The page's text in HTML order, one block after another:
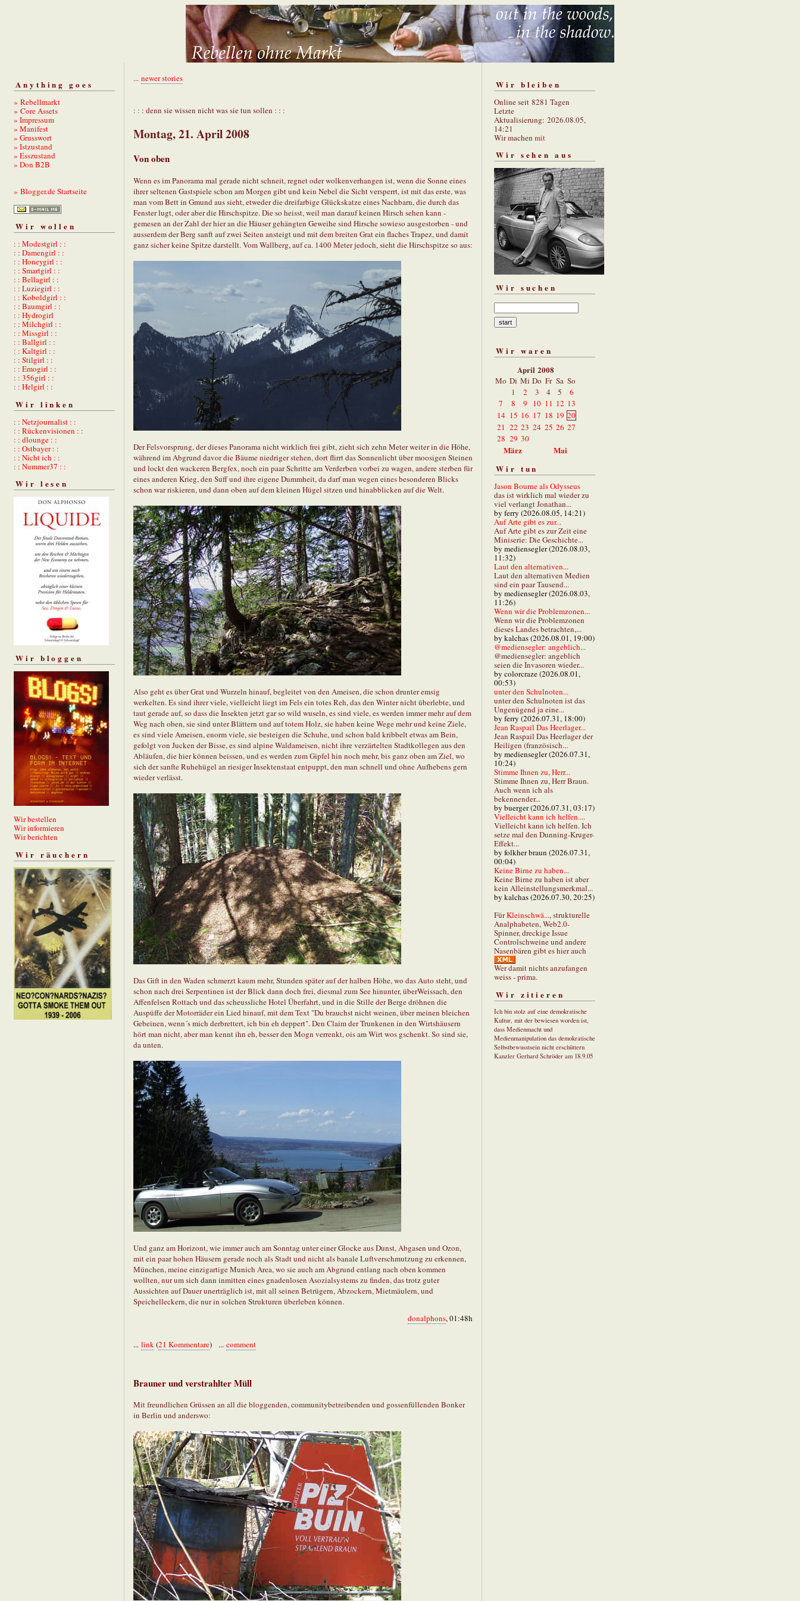
Anything goes
» Rebellmarkt
» Core Assets
» Impressum
» Manifest
» Grusswort
» Istzustand
» Esszustand
» Don B2B
» Blogger.de Startseite
Wir wollen
: : Modestgirl : :
: : Damengirl : :
: : Honeygirl : :
: : Smartgirl : :
: : Bellagirl : :
: : Luziegirl : :
: : Koboldgirl : :
: : Baumgirl : :
: : Hydrogirl
: : Milchgirl : :
: : Missgirl : :
: : Ballgirl : :
: : Kaltgirl : :
: : Stilgirl : :
: : Emogirl : :
: : 356girl : :
: : Helgirl : :
Wir linken
: : Netzjournalist : :
: : Rückenvisionen : :
: : dlounge : :
: : Ostbayer : :
: : Nicht ich : :
: : Nummer37 : :
Wir lesen
Wir bloggen
Wir bestellen
Wir informieren
Wir berichten
Wir räuchern
... newer stories
: : : denn sie wissen nicht was sie tun sollen : : :
Montag, 21. April 2008
Von oben
Wenn es im Panorama mal gerade nicht schneit, regnet oder wolkenverhangen ist, wenn die Sonne eines
ihrer seltenen Gastspiele schon am Morgen gibt und kein Nebel die Sicht versperrt, ist mit das erste, was
man vom Bett in Gmund aus sieht, etweder die dreifarbige Glückskatze eines Nachbarn, die durch das
Fenster lugt, oder aber die Hirschspitze. Die so heisst, weil man darauf keinen Hirsch sehen kann -
gemesen an der Zahl der hier an die Häuser gehängten Geweihe sind Hirsche sowieso ausgestorben - und
ausserdem der Berg sanft auf zwei Seiten ansteigt und mit dem breiten Grat ein flaches Trapez, und damit
ganz sicher keine Spitze darstellt. Vom Wallberg, auf ca. 1400 Meter jedoch, sieht die Hirschspitze so aus:
Der Felsvorsprung, der dieses Panorama nicht wirklich frei gibt, zieht sich zehn Meter weiter in die Höhe,
während im Abgrund davor die Bäume niedriger stehen, dort flirrt das Sonnenlicht über moosigen Steinen
und lockt den wackeren Bergfex, noch ein paar Schritte am Verderben vorbei zu wagen, andere sterben für
eines anderen Krieg, den Suff und ihre eigene Dummheit, da darf man wegen eines besonderen Blicks
schon war riskieren, und dann oben auf dem kleinen Hügel sitzen und hinabblicken auf die Welt.
Also geht es über Grat und Wurzeln hinauf, begleitet von den Ameisen, die schon drunter emsig
werkelten. Es sind ihrer viele, vielleicht liegt im Fels ein totes Reh, das den Winter nicht überlebte, und
taut gerade auf, so dass die Insekten jetzt gar so wild wuseln, es sind viele, es werden immer mehr auf dem
Weg nach oben, sie sind unter Blättern und auf totem Holz, sie haben keine Wege mehr und keine Ziele,
es sind viele Ameisen, enorm viele, sie besteigen die Schuhe, und schon bald kribbelt etwas am Bein,
gefolgt von Jucken der Bisse, es sind alpine Waldameisen, nicht ihre verzärtelten Stadtkollegen aus den
Abläufen, die hier können beissen, und es werden zum Gipfel hin noch mehr, bis ganz oben am Ziel, wo
sich der sanfte Ruhehügel an riesiger Insektenstaat entpuppt, den man schnell und ohne Aufhebens gern
wieder verlässt.
Das Gift in den Waden schmerzt kaum mehr, Stunden später auf der halben Höhe, wo das Auto steht, und
schon nach drei Serpentinen ist der Blick dann doch frei, diesmal zum See hinunter, überWeissach, den
Affenfelsen Rottach und das scheussliche Hotel Überfahrt, und in die Stille der Berge dröhnen die
Auspüffe der Motorräder ein Lied hinauf, mit dem Text "Du brauchst nicht weinen, über meinen bleichen
Gebeinen, wenn´s mich derbrettert, ich bin eh deppert". Den Claim der Trunkenen in den Wirtshäusern
hört man nicht, aber man kennt ihn eh, besser den Mogn verrenkt, ois am Wirt wos gschenkt. So sind sie,
da unten.
Und ganz am Horizont, wie immer auch am Sonntag unter einer Glocke aus Dunst, Abgasen und Ozon,
mit ein paar hohen Häusern gerade noch als Stadt und nicht als banale Luftverschmutzung zu erkennen,
München, meine einzigartige Munich Area, wo sie auch am Abgrund entlang nach oben kommen
wollten, nur um sich dann inmitten eines gnadenlosen Asozialsystems zu finden, das trotz guter
Aussichten auf Dauer unerträglich ist, mit all seinen Betrügern, Abzockern, Mietmäulern, und
Speichelleckern, die nur in solchen Strukturen überleben können.
donalphons, 01:48h
... link (21 Kommentare) ... comment
Brauner und verstrahlter Müll
Mit freundlichen Grüssen an all die bloggenden, communitybetreibenden und gossenfüllenden Bonker
in Berlin und anderswo:
Wir bleiben
Online seit 8281 Tagen
Letzte
Aktualisierung: 2026.08.05,
14:21
Wir machen mit
Wir sehen aus
Wir suchen
Wir waren
April 2008
Mo Di Mi Do Fr Sa So
1
2 3 4 5
6
7
8 9 10 11 12 13
14 15 16 17 18 19 20
21 22 23 24 25 26 27
28 29 30
März
Mai
Wir tun
Jason Bourne als Odysseus
das ist wirklich mal wieder zu
viel verlangt Jonathan...
by ferry (2026.08.05, 14:21)
Auf Arte gibt es zur...
Auf Arte gibt es zur Zeit eine
Miniserie: Die Geschichte...
by mediensegler (2026.08.03,
11:32)
Laut den alternativen...
Laut den alternativen Medien
sind ein paar Tausend...
by mediensegler (2026.08.03,
11:26)
Wenn wir die Problemzonen...
Wenn wir die Problemzonen
dieses Landes betrachten,...
by kalchas (2026.08.01, 19:00)
@mediensegler: angeblich...
@mediensegler: angeblich
seien die Invasoren wieder...
by colorcraze (2026.08.01,
00:53)
unter den Schulnoten...
unter den Schulnoten ist das
Ungenügend ja eine...
by ferry (2026.07.31, 18:00)
Jean Raspail Das Heerlager...
Jean Raspail Das Heerlager der
Heiligen (französisch...
by mediensegler (2026.07.31,
10:24)
Stimme Ihnen zu, Herr...
Stimme Ihnen zu, Herr Braun.
Auch wenn ich als
bekennender...
by buerger (2026.07.31, 03:17)
Vielleicht kann ich helfen....
Vielleicht kann ich helfen. Ich
setze mal den Dunning-Kruger-
Effekt...
by folkher braun (2026.07.31,
00:04)
Keine Birne zu haben...
Keine Birne zu haben ist aber
kein Alleinstellungsmerkmal...
by kalchas (2026.07.30, 20:25)
FürKleinschwä..., strukturelle
Analphabeten, Web2.0-
Spinner, dreckige Issue
Controlschweine und andere
Nasenbären gibt es hier auch
Wer damit nichts anzufangen
weiss - prima.
Wir zitieren
Ich bin stolz auf eine demokratische
Kultur, mit der bewiesen worden ist,
dass Medienmacht und
Medienmanipulation das demokratische
Selbstbewusstsein nicht erschüttern
Kanzler Gerhard Schröder am 18.9.05